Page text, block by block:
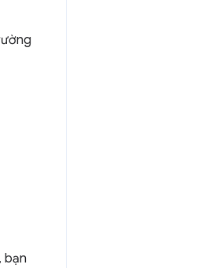
bạn